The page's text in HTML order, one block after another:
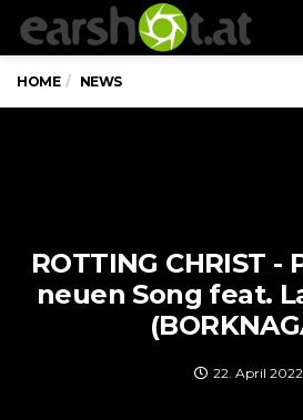
HOME NEWS
ROTTING CHRIST
neuen Song feat.
22. April 2022